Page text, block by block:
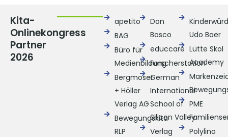
Kita-
Onlinekongress
Partner
2026
apetito
BAG
Büro für
Medienbildung
Bergmoser
+ Höller
Verlag AG
Bewegungskita
RLP
Don
Bosco
educcare
Forscherstation
German
International
School of
Silicon Valley
Verlag
Udo Baer
Lütte Skol
Academy
PME
Polylino